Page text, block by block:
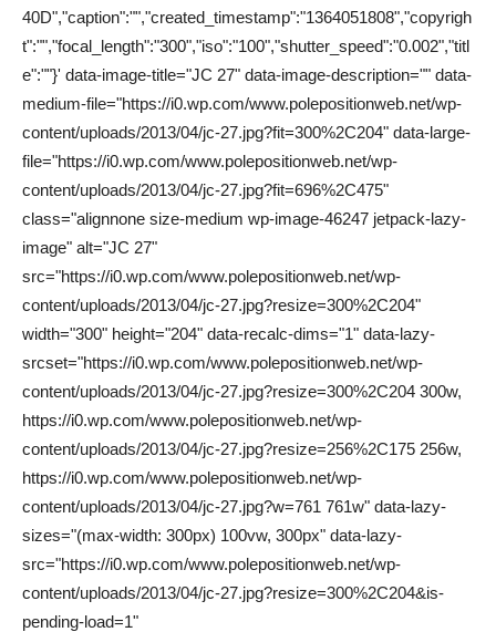
40D","caption":"","created_timestamp":"1364051808","copyrigh
t":"","focal_length":"300","iso":"100","shutter_speed":"0.002","titl
e":""}' data-image-title="JC 27" data-image-description="" data-
medium-file="https://i0.wp.com/www.polepositionweb.net/wp-
content/uploads/2013/04/jc-27.jpg?fit=300%2C204" data-large-
file="https://i0.wp.com/www.polepositionweb.net/wp-
content/uploads/2013/04/jc-27.jpg?fit=696%2C475"
class="alignnone size-medium wp-image-46247 jetpack-lazy-
image" alt="JC 27"
src="https://i0.wp.com/www.polepositionweb.net/wp-
content/uploads/2013/04/jc-27.jpg?resize=300%2C204"
width="300" height="204" data-recalc-dims="1" data-lazy-
srcset="https://i0.wp.com/www.polepositionweb.net/wp-
content/uploads/2013/04/jc-27.jpg?resize=300%2C204 300w,
https://i0.wp.com/www.polepositionweb.net/wp-
content/uploads/2013/04/jc-27.jpg?resize=256%2C175 256w,
https://i0.wp.com/www.polepositionweb.net/wp-
content/uploads/2013/04/jc-27.jpg?w=761 761w" data-lazy-
sizes="(max-width: 300px) 100vw, 300px" data-lazy-
src="https://i0.wp.com/www.polepositionweb.net/wp-
content/uploads/2013/04/jc-27.jpg?resize=300%2C204&is-
pending-load=1"